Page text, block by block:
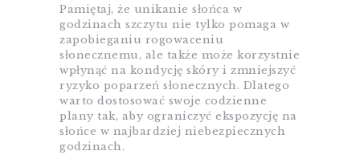
Pamiętaj, że unikanie słońca w
godzinach szczytu nie tylko pomaga w
zapobieganiu rogowaceniu
słonecznemu, ale także może korzystnie
wpłynąć na kondycję skóry i zmniejszyć
ryzyko poparzeń słonecznych. Dlatego
warto dostosować swoje codzienne
plany tak, aby ograniczyć ekspozycję na
słońce w najbardziej niebezpiecznych
godzinach.